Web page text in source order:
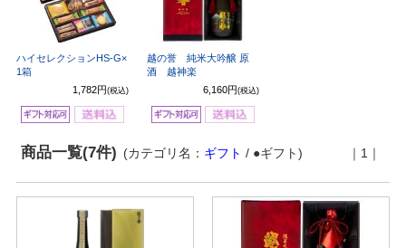
ハイセレクションHS-G×
1箱
1,782円 (税込)
越の誉 純米大吟醸 原
酒 越神楽
6,160円 (税込)
商品一覧(7件) ｜1｜
(カテゴリ名： ギフト / ●ギフト)